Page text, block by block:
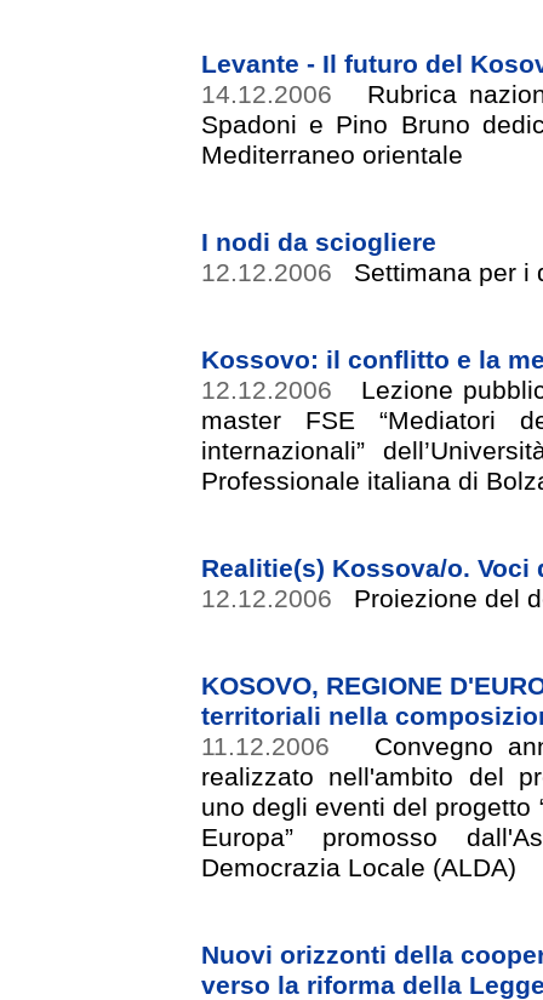
Levante - Il futuro del
14.12.2006
Rubrica
Spadoni e Pino Bruno
Mediterraneo orientale
I nodi da sciogliere
12.12.2006
Settimana per i
Kossovo: il conflitto e la
12.12.2006
Lezione
master FSE “Mediatori
internazionali”
Professionale italiana di
Realitie(s) Kossova/o.
12.12.2006
Proiezione del
KOSOVO, REGIONE
territoriali nella
11.12.2006
Convegno
realizzato nell'ambito del
uno degli eventi del progetto
Europa” promosso
Democrazia Locale (ALDA)
Nuovi orizzonti della
verso la riforma della